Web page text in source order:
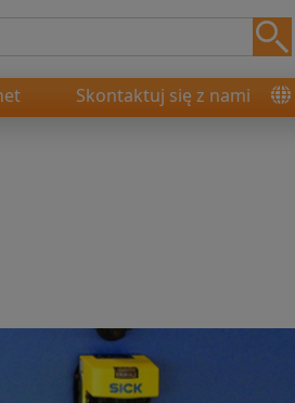
Skontaktuj się z nami